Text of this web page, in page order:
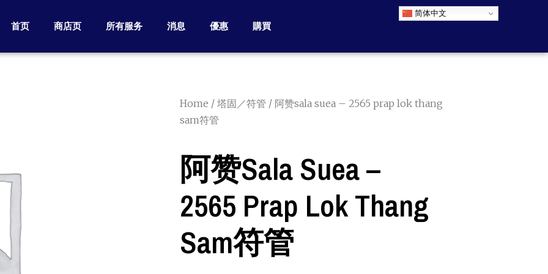
首页 商店页 所有服务 消息 優惠 購買
简体中文
Home / 塔固／符管 / 阿赞sala suea – 2565 prap lok thang
sam符管
阿赞sala Suea –
2565 Prap Lok Thang
Sam符管